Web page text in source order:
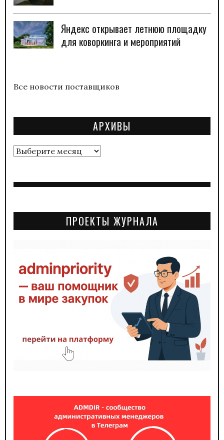
Яндекс открывает летнюю площадку
для коворкинга и мероприятий
Все новости поставщиков
АРХИВЫ
Архивы
ПРОЕКТЫ ЖУРНАЛА